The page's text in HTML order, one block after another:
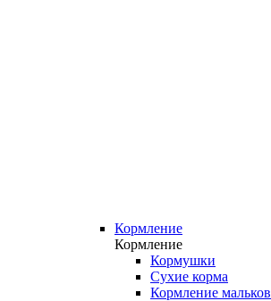
Кормление
Кормление
Кормушки
Сухие корма
Кормление мальков